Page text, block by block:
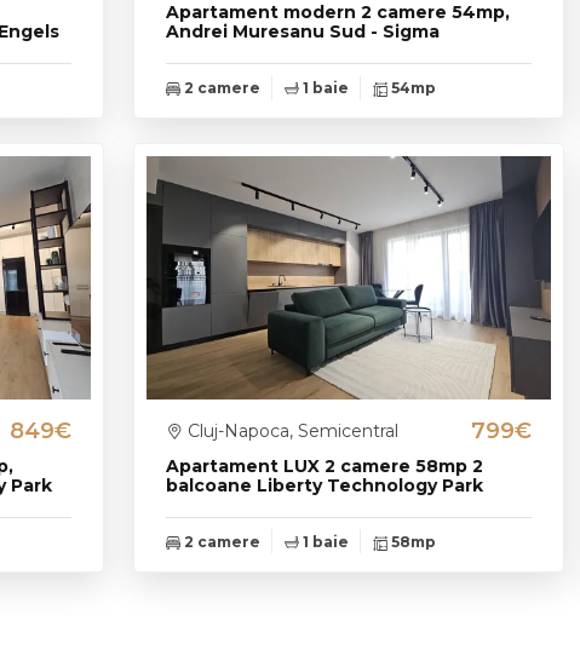
Apartament modern 2 camere 54mp,
Andrei Muresanu Sud - Sigma
2 camere 1 baie 54mp
Park
849€
Apartament LUX 2 camere 58mp 2
balcoane Liberty Technology Park
Cluj-Napoca, Semicentral 799€
2 camere 1 baie 58mp